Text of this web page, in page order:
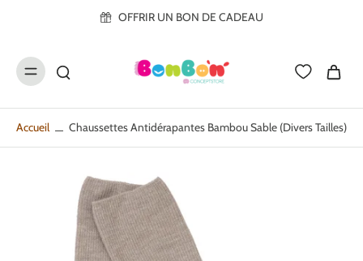
OFFRIR UN BON DE CADEAU
Accueil Chaussettes Antidérapantes Bambou Sable (divers Tailles)